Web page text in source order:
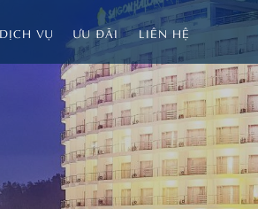
DỊCH VỤ ƯU ĐÃI LIÊN HỆ